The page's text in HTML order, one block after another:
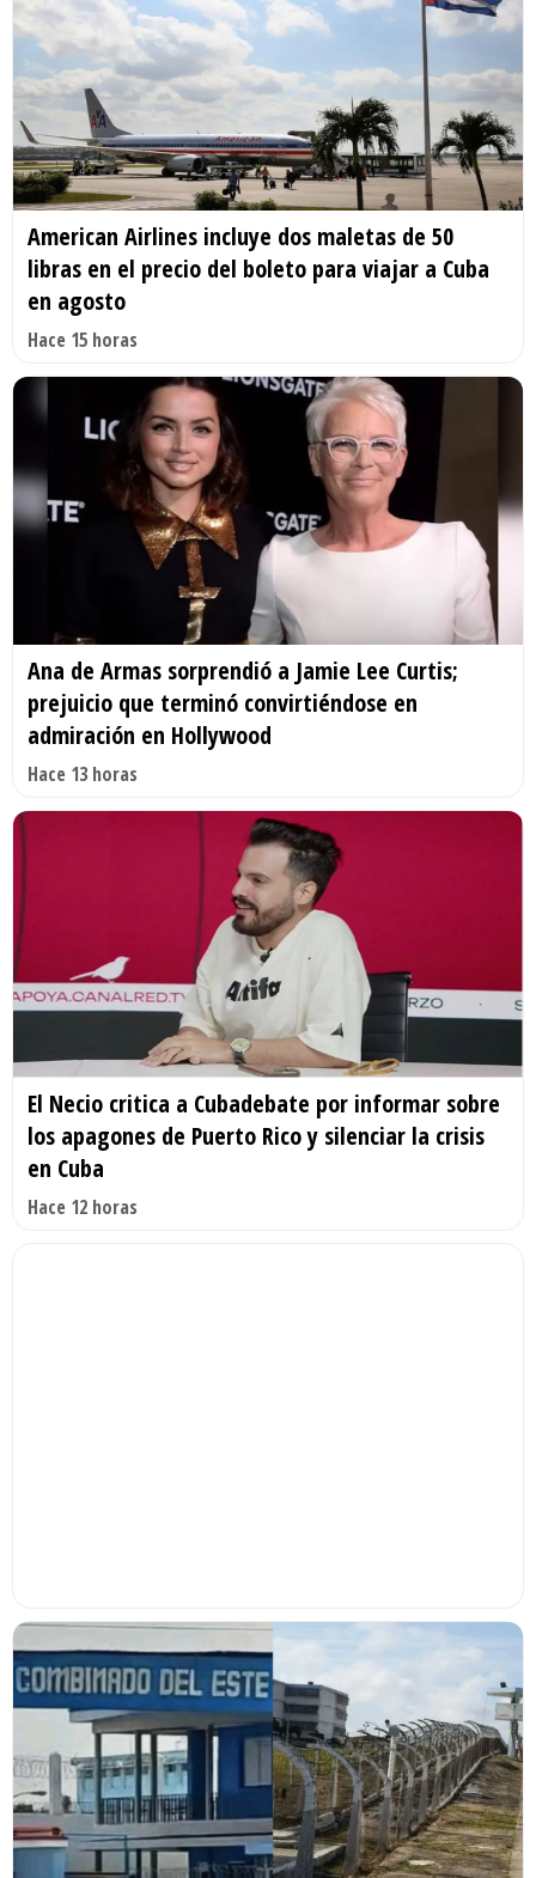
American Airlines incluye dos maletas de 50
libras en el precio del boleto para viajar a Cuba
en agosto
Hace 15 horas
Ana de Armas sorprendió a Jamie Lee Curtis;
prejuicio que terminó convirtiéndose en
admiración en Hollywood
Hace 13 horas
El Necio critica a Cubadebate por informar sobre
los apagones de Puerto Rico y silenciar la crisis
en Cuba
Hace 12 horas